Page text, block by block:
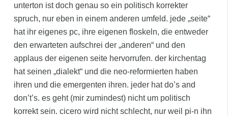
unterton ist doch genau so ein politisch korrekter
spruch, nur eben in einem anderen umfeld. jede „seite“
hat ihr eigenes pc, ihre eigenen floskeln, die entweder
den erwarteten aufschrei der „anderen“ und den
applaus der eigenen seite hervorrufen. der kirchentag
hat seinen „dialekt“ und die neo-reformierten haben
ihren und die emergenten ihren. jeder hat do’s and
don’t’s. es geht (mir zumindest) nicht um politisch
korrekt sein. cicero wird nicht schlecht, nur weil pi-n ihn